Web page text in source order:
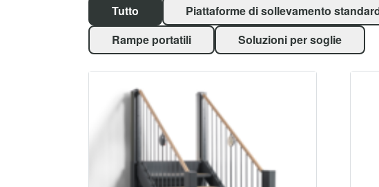
Tutto Piattaforme di sollevamento
Rampe portatili
Soluzioni per soglie